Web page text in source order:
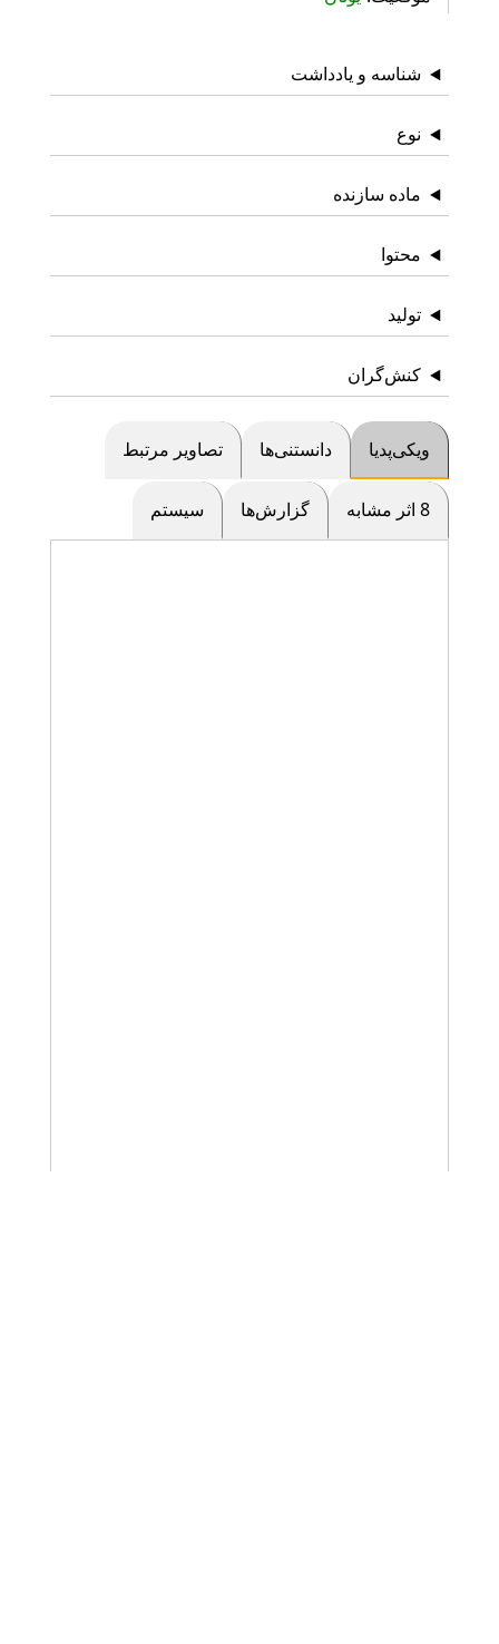
شناسه و یادداشت
نوع
ماده سازنده
محتوا
تولید
کنش‌گران
ویکی‌پدیا دانستنی‌ها تصاویر مرتبط
8 اثر مشابه گزارش‌ها سیستم